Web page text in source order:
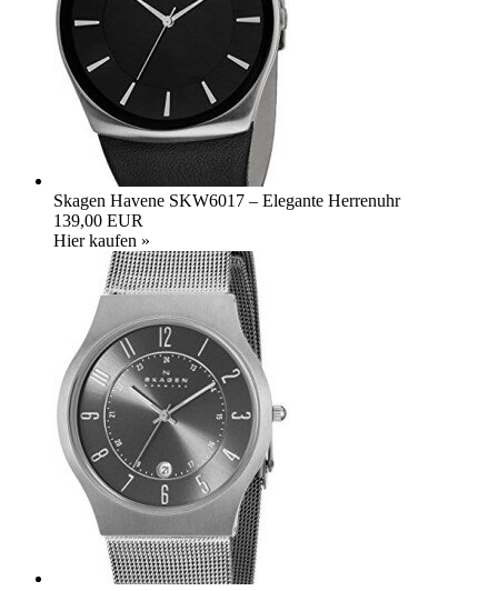
Skagen Havene SKW6017 – Elegante Herrenuhr
139,00 EUR
Hier kaufen »